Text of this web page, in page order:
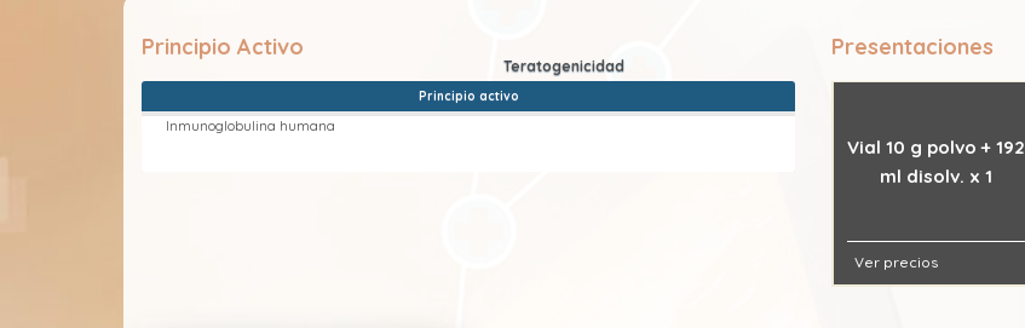
Principio Activo
Principio activo
Inmunoglobulina humana
Presentaciones
Vial 10 g polvo + 192
ml disolv. x 1
Ver precios